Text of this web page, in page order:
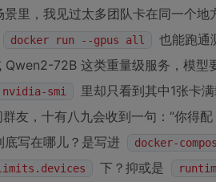
里，我见过太多团队卡在同一个
docker run --gpus all
也能跑通
72B 这类重量级服务，模型
nvidia-smi
里却只看到其中1张卡
友，十有八九会收到一句：“你得配
写在哪儿？是写进
docker-
下？抑或是